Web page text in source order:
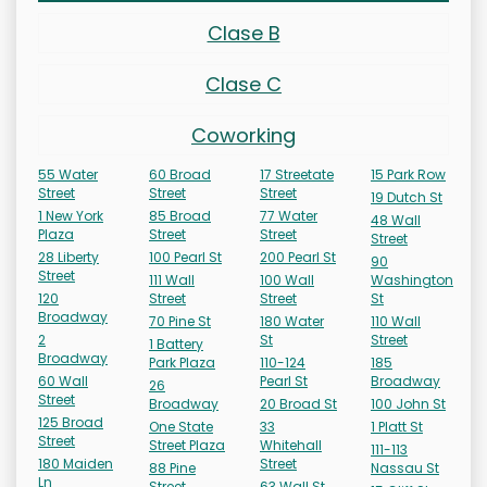
Clase B
Clase C
Coworking
55 Water
Street
1 New York
Plaza
28 Liberty
Street
120
Broadway
2
Broadway
60 Wall
Street
125 Broad
Street
180 Maiden
Ln
60 Broad
Street
85 Broad
Street
100 Pearl St
111 Wall
Street
70 Pine St
1 Battery
Park Plaza
26
Broadway
One State
Street Plaza
88 Pine
17 Streetate
Street
77 Water
Street
200 Pearl St
100 Wall
Street
180 Water
St
110-124
Pearl St
20 Broad St
33
Whitehall
Street
15 Park Row
19 Dutch St
48 Wall
Street
90
Washington
St
110 Wall
Street
185
Broadway
100 John St
1 Platt St
111-113
Nassau St